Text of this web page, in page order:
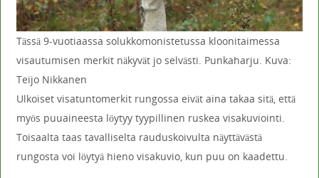
Tässä 9-vuotiaassa solukkomonistetussa kloonitaimessa
visautumisen merkit näkyvät jo selvästi. Punkaharju. Kuva:
Teijo Nikkanen
Ulkoiset visatuntomerkit rungossa eivät aina takaa sitä, että
myös puuaineesta löytyy tyypillinen ruskea visakuviointi.
Toisaalta taas tavalliselta rauduskoivulta näyttävästä
rungosta voi löytyä hieno visakuvio, kun puu on kaadettu.